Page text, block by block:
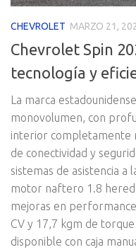
CHEVROLET MARZO 21,
Chevrolet Spin
tecnología y
La marca
monovolumen, con
interior completamente
de conectividad y
sistemas de asistencia a
motor naftero 1.8
mejoras en
CV y 17,7 kgm de
disponible con caja